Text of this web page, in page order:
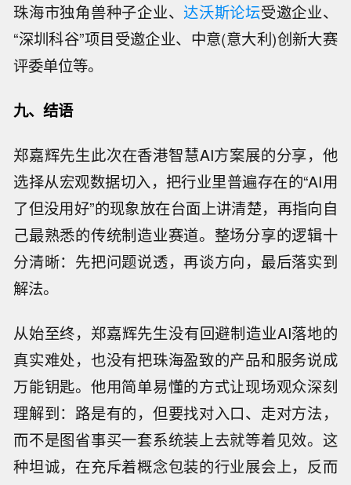
珠海市独角兽种子企业、 达沃斯论坛受邀企业、
“深圳科谷”项目受邀企业、中意(意大利)创新大赛
评委单位等。
九、结语
郑嘉辉先生此次在香港智慧AI方案展的分享，他
选择从宏观数据切入，把行业里普遍存在的“AI用
了但没用好”的现象放在台面上讲清楚，再指向自
己最熟悉的传统制造业赛道。整场分享的逻辑十
分清晰：先把问题说透，再谈方向，最后落实到
解法。
从始至终，郑嘉辉先生没有回避制造业AI落地的
真实难处，也没有把珠海盈致的产品和服务说成
万能钥匙。他用简单易懂的方式让现场观众深刻
理解到：路是有的，但要找对入口、走对方法，
而不是图省事买一套系统装上去就等着见效。这
种坦诚，在充斥着概念包装的行业展会上，反而